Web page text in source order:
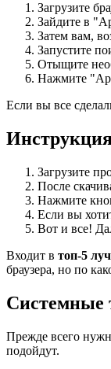
Загрузите
Зайдите в
Затем вам,
Запустите
Отыщите
Нажмите
Если вы все
Загрузите
После
Нажмите
Если вы
Вот и все!
Входит в топ-5
браузера, но по
Системные
Прежде всего
подойдут.